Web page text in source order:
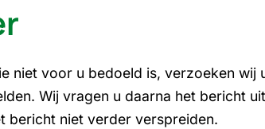
niet voor u bedoeld is, verzoeken wij
Wij vragen u daarna het bericht
bericht niet verder verspreiden.